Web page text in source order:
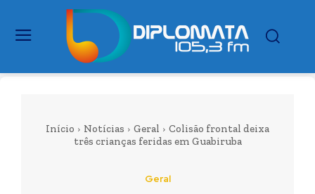
Início Notícias Geral
Colisão frontal deixa
três crianças feridas em Guabiruba
Geral